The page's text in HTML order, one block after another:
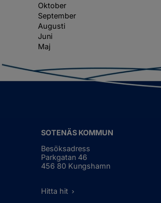
Oktober
September
Augusti
Juni
Maj
SOTENÄS KOMMUN
Besöksadress
Parkgatan 46
456 80 Kungshamn
Hitta hit